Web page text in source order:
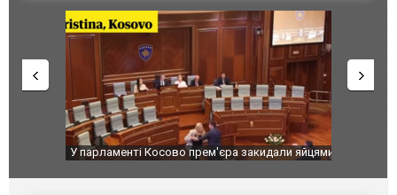
У парламенті Косово прем'єра закидали яйцями
Приїхав
до
зіркового